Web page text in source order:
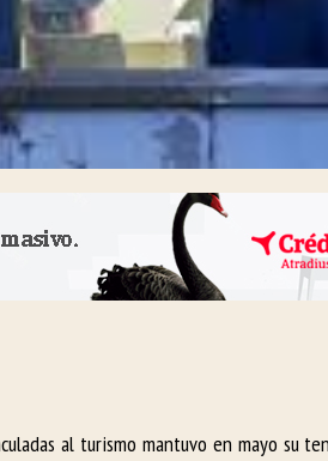
al turismo mantuvo en mayo su